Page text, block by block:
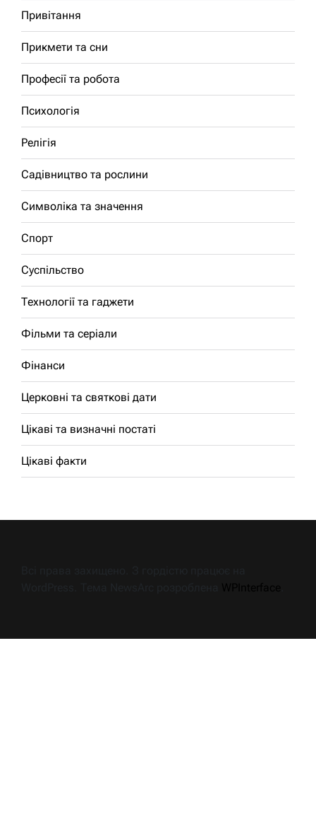
Привітання
Прикмети та сни
Професії та робота
Психологія
Релігія
Садівництво та рослини
Символіка та значення
Спорт
Суспільство
Технології та гаджети
Фільми та серіали
Фінанси
Церковні та святкові дати
Цікаві та визначні постаті
Цікаві факти